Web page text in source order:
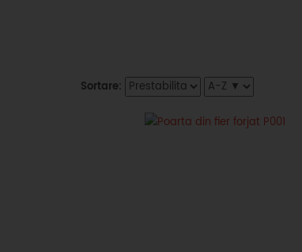
Sortare: